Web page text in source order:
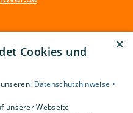
×
Cookies und
Datenschutzhinweise •
unserer Webseite